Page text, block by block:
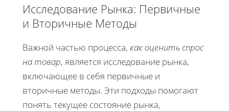
Исследование Рынка: Первичные
и Вторичные Методы
Важной частью процесса, как оценить спрос
на товар, является исследование рынка,
включающее в себя первичные и
вторичные методы. Эти подходы помогают
понять текущее состояние рынка,